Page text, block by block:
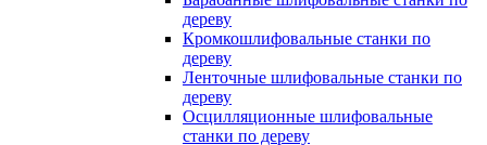
дереву
Кромкошлифовальные станки по
дереву
Ленточные шлифовальные станки по
дереву
Осцилляционные шлифовальные
станки по дереву